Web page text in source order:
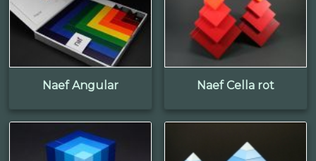
Naef Angular Naef Cella rot